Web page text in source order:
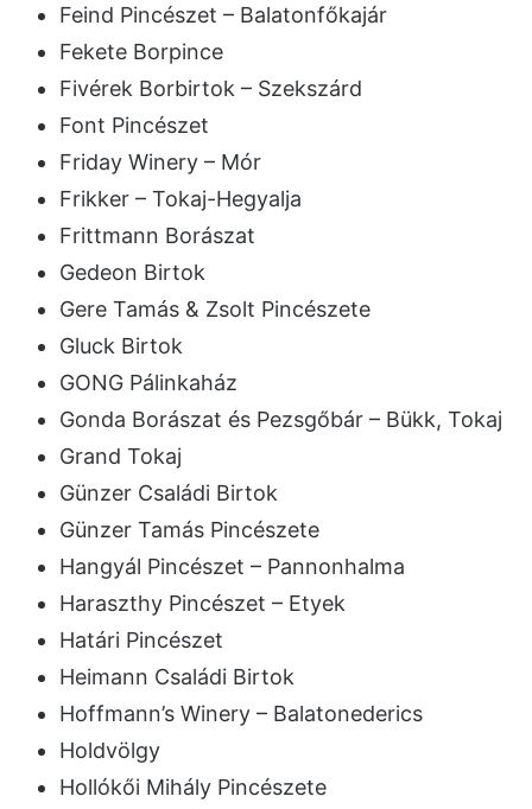
Feind Pincészet – Balatonfőkajár
Fekete Borpince
Fivérek Borbirtok – Szekszárd
Font Pincészet
Friday Winery – Mór
Frikker – Tokaj-Hegyalja
Frittmann Borászat
Gedeon Birtok
Gere Tamás & Zsolt Pincészete
Gluck Birtok
GONG Pálinkaház
Gonda Borászat és Pezsgőbár – Bükk, Tokaj
Grand Tokaj
Günzer Családi Birtok
Günzer Tamás Pincészete
Hangyál Pincészet – Pannonhalma
Haraszthy Pincészet – Etyek
Határi Pincészet
Heimann Családi Birtok
Hoffmann’s Winery – Balatonederics
Holdvölgy
Hollókői Mihály Pincészete